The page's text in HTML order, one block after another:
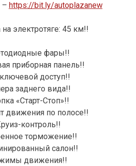
– https://bit.ly/autoplazanew
на электротяге: 45 км!!
фары!!
приборная панель!!
доступ!!
заднего вида!!
«Старт-Стоп»!!
движения по полосе!!
контроль!!
торможение!!
салон!!
движения!!